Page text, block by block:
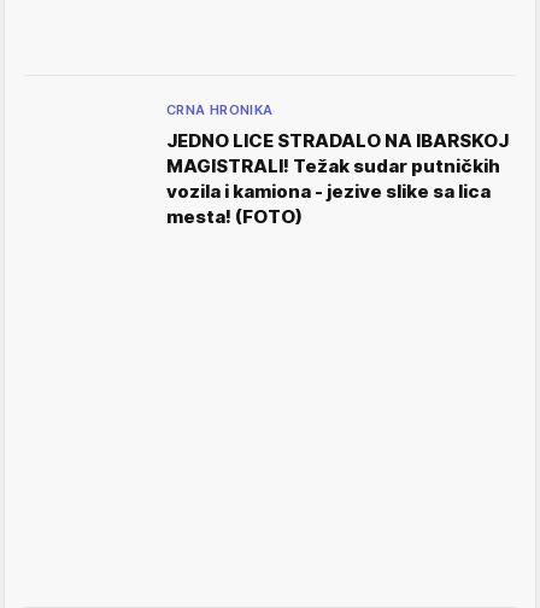
CRNA HRONIKA
JEDNO LICE STRADALO NA IBARSKOJ
MAGISTRALI! Težak sudar putničkih
vozila i kamiona - jezive slike sa lica
mesta! (FOTO)